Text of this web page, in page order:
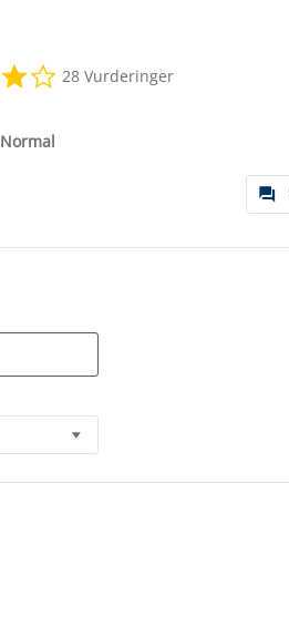
star
28 Vurderinger
Normal